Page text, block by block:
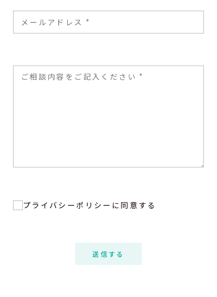
プライバシーポリシーに同意する